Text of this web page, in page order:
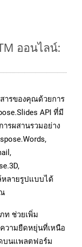
ออนไลน์:
ารของคุณด้วยการ
API ที่มี
รผสานรวมอย่าง
หลายรูปแบบได้
ท ช่วยเพิ่ม
วามยืดหยุ่นที่เหนือ
บนแพลตฟอร์ม